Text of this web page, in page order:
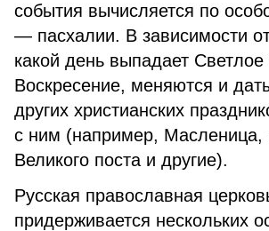
события вычисляется по
— пасхалии. В зависимости
какой день выпадает Светлое
Воскресение, меняются и
других христианских
с ним (например, Масленица,
Великого поста и другие).
Русская православная
придерживается нескольких